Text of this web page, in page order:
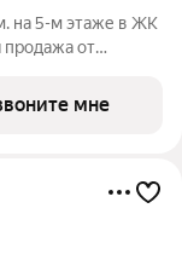
на 5-м этаже в ЖК
продажа от
мне